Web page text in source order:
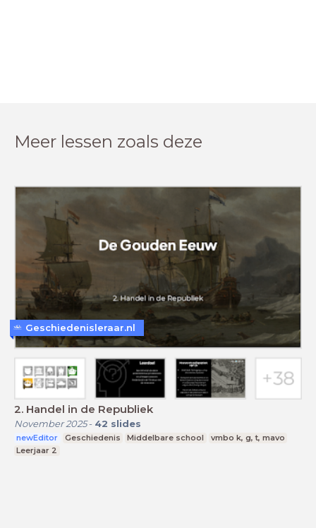
Meer lessen zoals deze
2. Handel in de Republiek
November 2025- 42 slides
newEditor Geschiedenis Middelbare school
vmbo k, g, t, mavo
Leerjaar 2
Geschiedenisleraar.nl